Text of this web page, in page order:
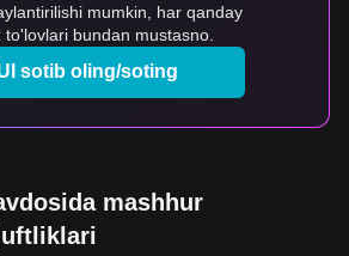
mumkin, har qanday
bundan mustasno.
sotib oling/soting
mashhur